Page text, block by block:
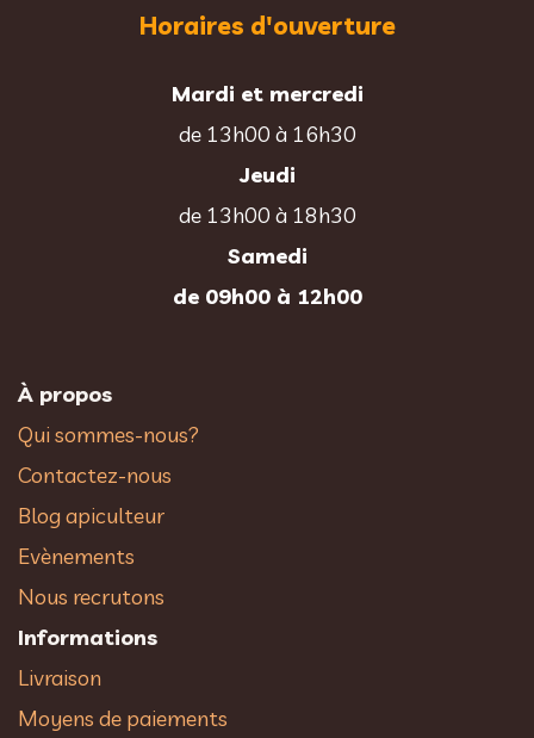
Horaires d'ouverture
Mardi et mercredi
de 13h00 à 16h30
Jeudi
de 13h00 à 18h30
Samedi
de 09h00 à 12h00
À propos
Qui sommes-nous?
Contactez-nous
Blog apiculteur
Evènements
Nous recrutons
Informations
Livraison
Moyens de paiements